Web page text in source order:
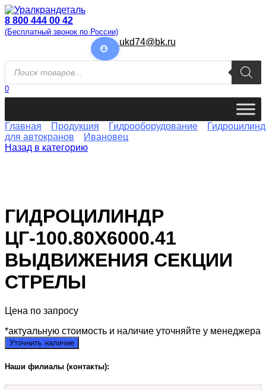
Перейти
к
содержанию
8 800 444 00 42
(Бесплатный звонок по России)
ukd74@bk.ru
Поиск
товаров
0
Главная Продукция Гидрооборудование
для автокранов
Ивановец
Назад в категорию
ГИДРОЦИЛИНДР
ЦГ-100.80Х6000.41
ВЫДВИЖЕНИЯ СЕКЦИИ
СТРЕЛЫ
Цена по запросу
*актуальную стоимость и наличие уточняйте у менеджера
Уточнить наличие
Наши филиалы (контакты):